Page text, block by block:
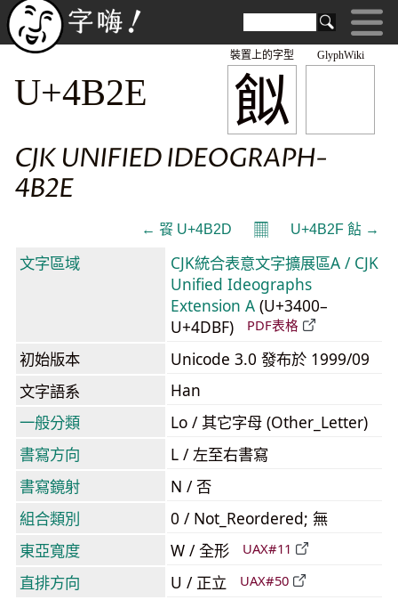
GlyphWiki
䬮
裝置上的字型
U+4B2E
CJK UNIFIED IDEOGRAPH-
4B2E
← 䬭 U+4B2D 𝄜 U+4B2F 䬯 →
文字區域
CJK統合表意文字擴展區A / CJK
Unified Ideographs
Extension A (U+3400–
U+4DBF)
PDF表格
初始版本
Unicode 3.0 發布於 1999/09
文字語系
Han
一般分類
Lo / 其它字母 (Other_Letter)
書寫方向
L / 左至右書寫
書寫鏡射
N / 否
組合類別
0 / Not_Reordered; 無
東亞寬度
W / 全形 UAX#11
直排方向 U / 正立 UAX#50